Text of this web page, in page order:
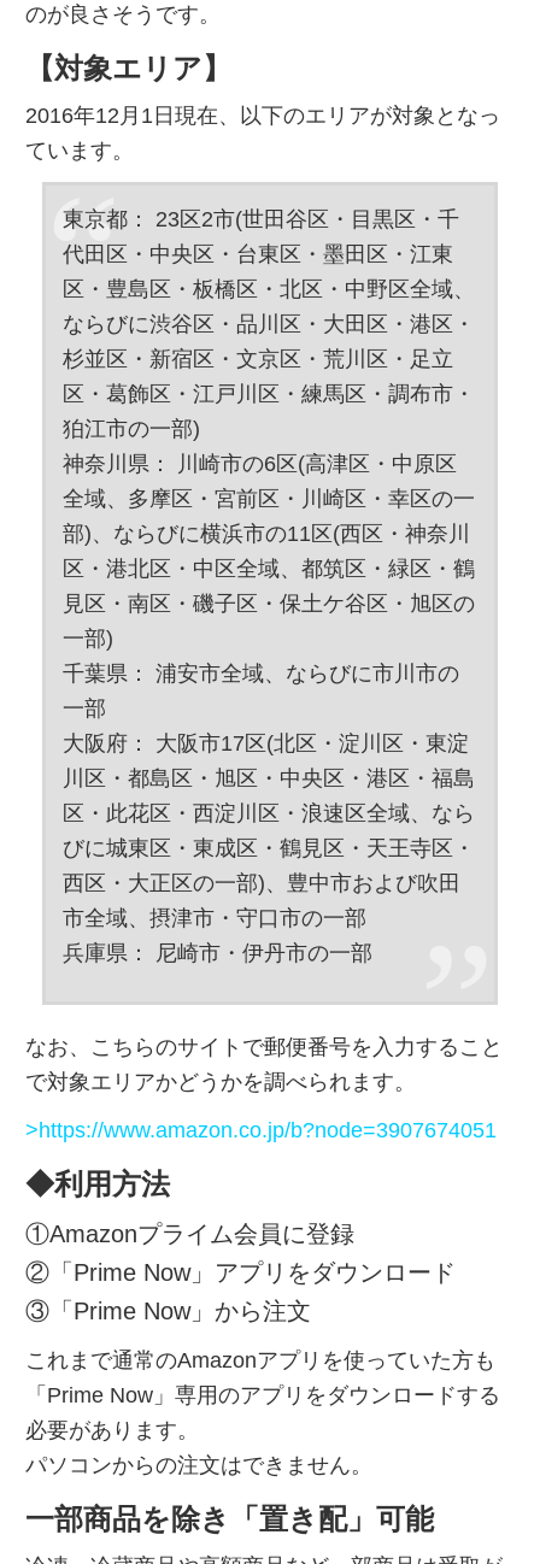
のが良さそうです。
【対象エリア】
2016年12月1日現在、以下のエリアが対象となっ
ています。
東京都： 23区2市(世田谷区・目黒区・千
代田区・中央区・台東区・墨田区・江東
区・豊島区・板橋区・北区・中野区全域、
ならびに渋谷区・品川区・大田区・港区・
杉並区・新宿区・文京区・荒川区・足立
区・葛飾区・江戸川区・練馬区・調布市・
狛江市の一部)
神奈川県： 川崎市の6区(高津区・中原区
全域、多摩区・宮前区・川崎区・幸区の一
部)、ならびに横浜市の11区(西区・神奈川
区・港北区・中区全域、都筑区・緑区・鶴
見区・南区・磯子区・保土ケ谷区・旭区の
一部)
千葉県： 浦安市全域、ならびに市川市の
一部
大阪府： 大阪市17区(北区・淀川区・東淀
川区・都島区・旭区・中央区・港区・福島
区・此花区・西淀川区・浪速区全域、なら
びに城東区・東成区・鶴見区・天王寺区・
西区・大正区の一部)、豊中市および吹田
市全域、摂津市・守口市の一部
兵庫県： 尼崎市・伊丹市の一部
なお、こちらのサイトで郵便番号を入力すること
で対象エリアかどうかを調べられます。
>https://www.amazon.co.jp/b?node=3907674051
◆利用方法
①Amazonプライム会員に登録
②「Prime Now」アプリをダウンロード
③「Prime Now」から注文
これまで通常のAmazonアプリを使っていた方も
「Prime Now」専用のアプリをダウンロードする
必要があります。
パソコンからの注文はできません。
一部商品を除き「置き配」可能